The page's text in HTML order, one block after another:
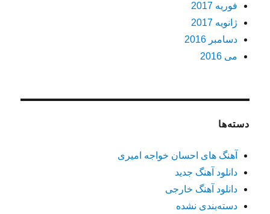
فوریه 2017
ژانویه 2017
دسامبر 2016
می 2016
دسته‌ها
آهنگ های احسان خواجه امیری
دانلود آهنگ جدید
دانلود آهنگ خارجی
دسته‌بندی نشده